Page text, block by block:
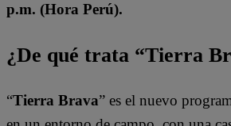
p.m. (Hora Perú).
¿De qué trata “Tierra
“Tierra Brava” es el nuevo